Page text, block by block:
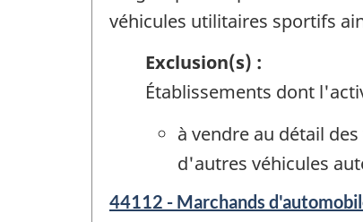
véhicules utilitaires sportifs
Exclusion(s) :
Établissements dont
à vendre au détail
d'autres véhicules
44112 - Marchands